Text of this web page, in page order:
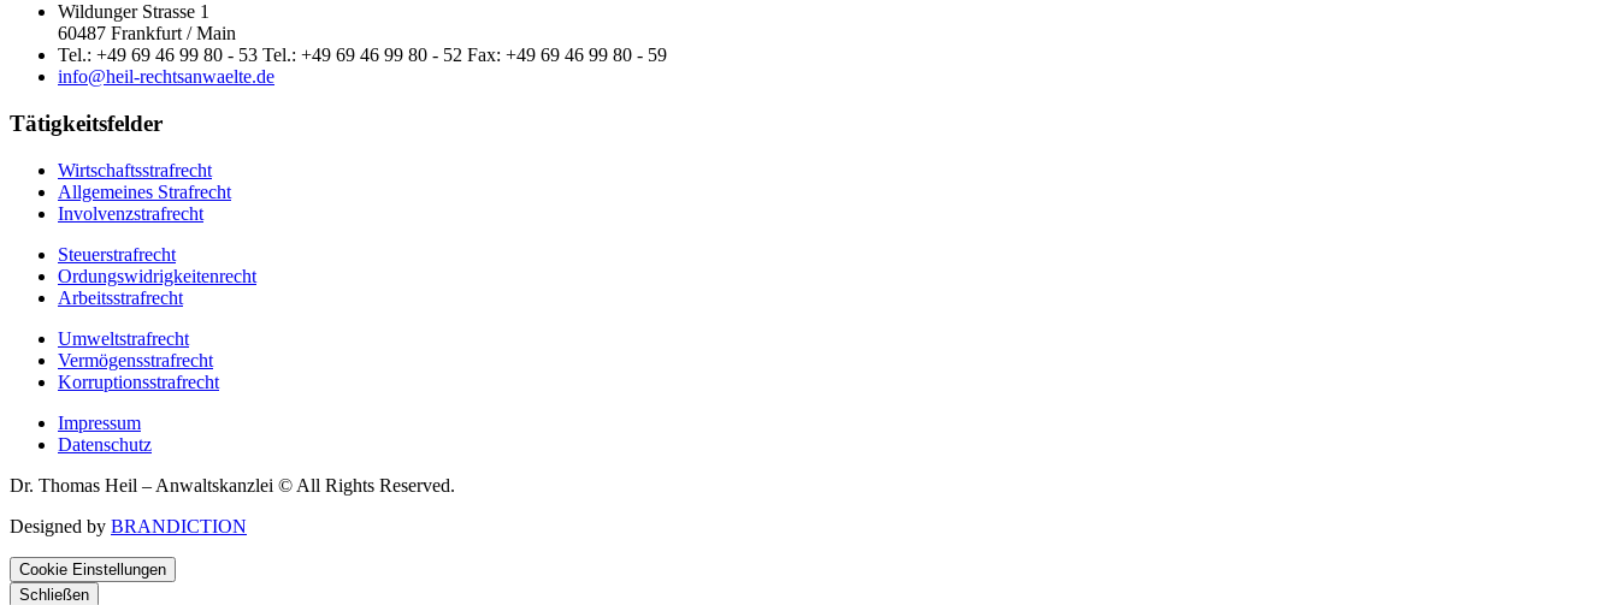
Wildunger Strasse 1
60487 Frankfurt / Main
Tel.: +49 69 46 99 80 - 53 Tel.: +49 69 46 99 80 - 52 Fax: +49 69 46 99 80 - 59
info@heil-rechtsanwaelte.de
Tätigkeitsfelder
Wirtschaftsstrafrecht
Allgemeines Strafrecht
Involvenzstrafrecht
Steuerstrafrecht
Ordungswidrigkeitenrecht
Arbeitsstrafrecht
Umweltstrafrecht
Vermögensstrafrecht
Korruptionsstrafrecht
Impressum
Datenschutz
Dr. Thomas Heil – Anwaltskanzlei © All Rights Reserved.
Designed by BRANDICTION
Cookie Einstellungen
Schließen